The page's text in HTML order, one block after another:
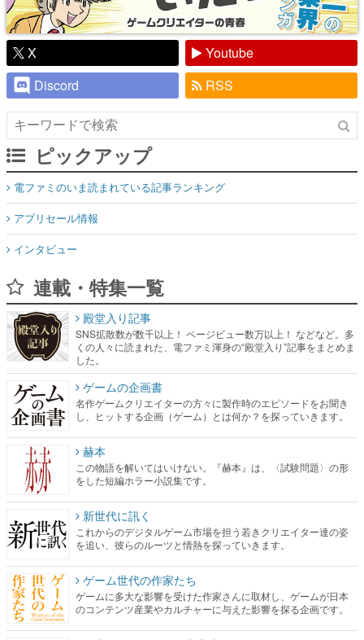
X
Youtube
Discord
RSS
ピックアップ
電ファミのいま読まれている記事ランキング
アプリセール情報
インタビュー
連載・特集一覧
殿堂入り記事
SNS拡散数が数千以上！ ページビュー数万以上！ などなど。多
くの人々に読まれた、電ファミ渾身の“殿堂入り”記事をまとめま
した。
ゲームの企画書
名作ゲームクリエイターの方々に製作時のエピソードをお聞き
し、ヒットする企画（ゲーム）とは何か？を探っていきます。
赫本
この物語を解いてはいけない。『赫本』は、〈試験問題〉の形
をした短編ホラー小説集です。
新世代に訊く
これからのデジタルゲーム市場を担う若きクリエイター達の姿
を追い、彼らのルーツと情熱を探っていきます。
ゲーム世代の作家たち
ゲームに多大な影響を受けた作家さんに取材し、ゲームが日本
のコンテンツ産業やカルチャーに与えた影響を探る企画です。